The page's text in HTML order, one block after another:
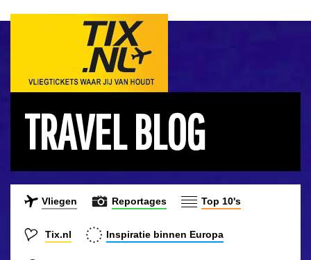
TRAVEL BLOG
Vliegen Reportages Top 10's
Tix.nl Inspiratie binnen Europa